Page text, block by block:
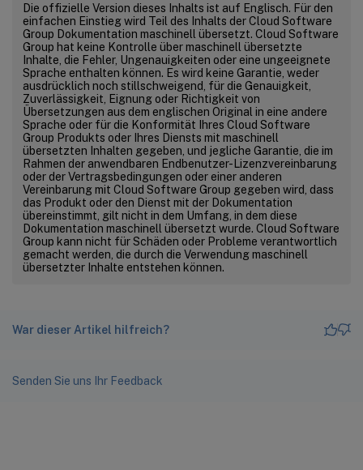
Die offizielle Version dieses Inhalts ist auf Englisch. Für den
einfachen Einstieg wird Teil des Inhalts der Cloud Software
Group Dokumentation maschinell übersetzt. Cloud Software
Group hat keine Kontrolle über maschinell übersetzte
Inhalte, die Fehler, Ungenauigkeiten oder eine ungeeignete
Sprache enthalten können. Es wird keine Garantie, weder
ausdrücklich noch stillschweigend, für die Genauigkeit,
Zuverlässigkeit, Eignung oder Richtigkeit von
Übersetzungen aus dem englischen Original in eine andere
Sprache oder für die Konformität Ihres Cloud Software
Group Produkts oder Ihres Diensts mit maschinell
übersetzten Inhalten gegeben, und jegliche Garantie, die im
Rahmen der anwendbaren Endbenutzer-Lizenzvereinbarung
oder der Vertragsbedingungen oder einer anderen
Vereinbarung mit Cloud Software Group gegeben wird, dass
das Produkt oder den Dienst mit der Dokumentation
übereinstimmt, gilt nicht in dem Umfang, in dem diese
Dokumentation maschinell übersetzt wurde. Cloud Software
Group kann nicht für Schäden oder Probleme verantwortlich
gemacht werden, die durch die Verwendung maschinell
übersetzter Inhalte entstehen können.
War dieser Artikel hilfreich?
Senden Sie uns Ihr Feedback